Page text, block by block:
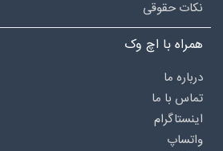
نکات حقوقی
همراه با اچ وک
درباره‌ ما
تماس با ما
اینستاگرام
واتساپ